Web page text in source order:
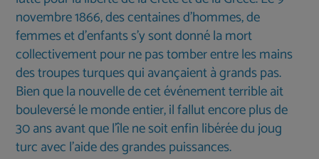
novembre 1866, des centaines d’hommes, de
femmes et d’enfants s’y sont donné la mort
collectivement pour ne pas tomber entre les mains
des troupes turques qui avançaient à grands pas.
Bien que la nouvelle de cet événement terrible ait
bouleversé le monde entier, il fallut encore plus de
30 ans avant que l’île ne soit enfin libérée du joug
turc avec l’aide des grandes puissances.